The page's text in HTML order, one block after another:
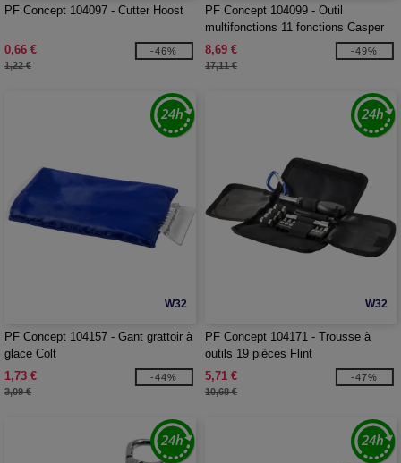
PF Concept 104097 - Cutter Hoost
0,66 €
1,22 €
-46%
PF Concept 104099 - Outil
multifonctions 11 fonctions Casper
8,69 €
17,11 €
-49%
W32
PF Concept 104157 - Gant grattoir à
glace Colt
1,73 €
3,09 €
-44%
W32
PF Concept 104171 - Trousse à
outils 19 pièces Flint
5,71 €
10,68 €
-47%